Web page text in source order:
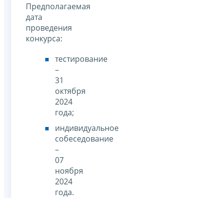
Предполагаемая
дата
проведения
конкурса:
тестирование
–
31
октября
2024
года;
индивидуальное
собеседование
–
07
ноября
2024
года.